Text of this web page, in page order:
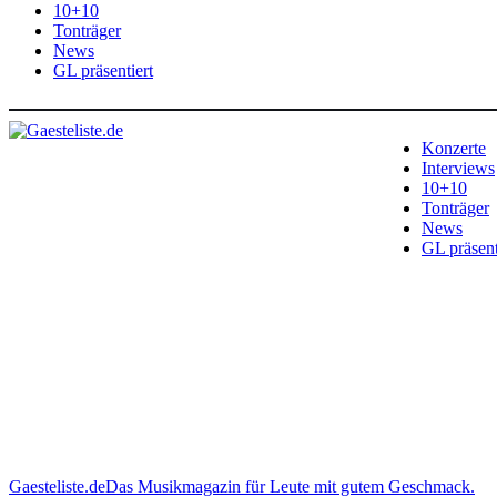
10+10
Tonträger
News
GL präsentiert
Konzerte
Interviews
10+10
Tonträger
News
GL
Gaesteliste.deDas Musikmagazin für Leute mit gutem Geschmack.